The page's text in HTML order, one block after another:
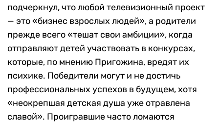
подчеркнул, что любой телевизионный проект
— это «бизнес взрослых людей», а родители
прежде всего «тешат свои амбиции», когда
отправляют детей участвовать в конкурсах,
которые, по мнению Пригожина, вредят их
психике. Победители могут и не достичь
профессиональных успехов в будущем, хотя
«неокрепшая детская душа уже отравлена
славой». Проигравшие часто ломаются